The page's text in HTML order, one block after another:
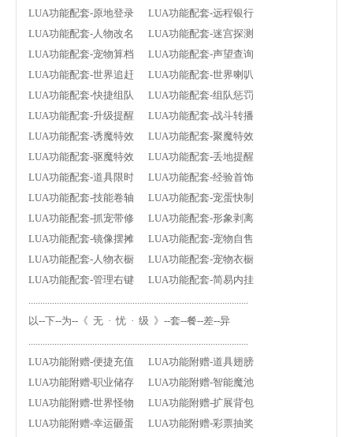
LUA功能配套-原地登录 LUA功能配套-远程银行
LUA功能配套-人物改名 LUA功能配套-迷宫探测
LUA功能配套-宠物算档 LUA功能配套-声望查询
LUA功能配套-世界追赶 LUA功能配套-世界喇叭
LUA功能配套-快捷组队 LUA功能配套-组队惩罚
LUA功能配套-升级提醒 LUA功能配套-战斗转播
LUA功能配套-诱魔特效 LUA功能配套-聚魔特效
LUA功能配套-驱魔特效 LUA功能配套-丢地提醒
LUA功能配套-道具限时 LUA功能配套-经验首饰
LUA功能配套-技能卷轴 LUA功能配套-宠蛋快制
LUA功能配套-抓宠带修 LUA功能配套-形象剥离
LUA功能配套-镜像摆摊 LUA功能配套-宠物自售
LUA功能配套-人物衣橱 LUA功能配套-宠物衣橱
LUA功能配套-管理右键 LUA功能配套-简易内挂
.............................................................................................
以--下--为--《 无 · 忧 · 级 》--套--餐--差--异
.............................................................................................
LUA功能附赠-便捷充值 LUA功能附赠-道具翅膀
LUA功能附赠-职业储存 LUA功能附赠-智能魔池
LUA功能附赠-世界怪物 LUA功能附赠-扩展背包
LUA功能附赠-幸运砸蛋 LUA功能附赠-彩票抽奖